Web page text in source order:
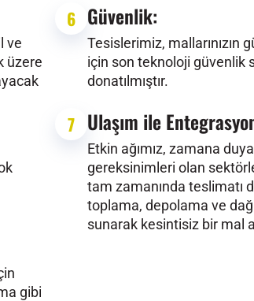
ve
üzere
gibi
6 Güvenlik:
Tesislerimiz, mallarınızın
için son teknoloji güvenlik
donatılmıştır.
7 Ulaşım ile
Etkin ağımız, zamana
gereksinimleri olan
tam zamanında teslimatı
toplama, depolama ve
sunarak kesintisiz bir mal